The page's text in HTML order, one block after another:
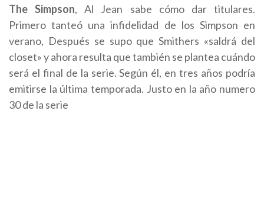
The Simpson, Al Jean sabe cómo dar titulares.
Primero tanteó una infidelidad de los Simpson en
verano, Después se supo que Smithers «saldrá del
closet» y ahora resulta que también se plantea cuándo
será el final de la serie. Según él, en tres años podría
emitirse la última temporada. Justo en la año numero
30 de la serie